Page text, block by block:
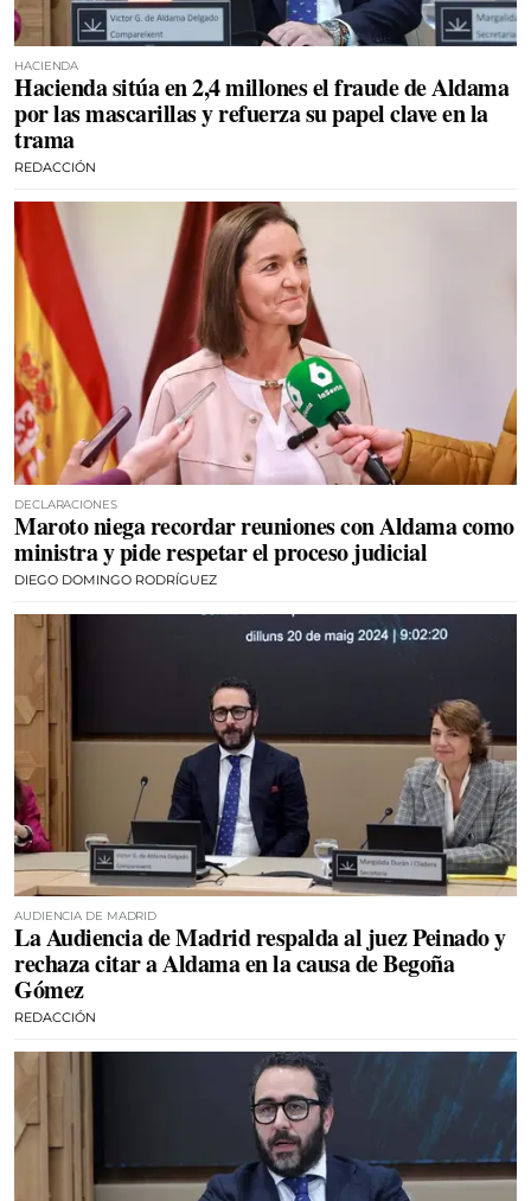
HACIENDA
Hacienda sitúa en 2,4 millones el fraude de Aldama
por las mascarillas y refuerza su papel clave en la
trama
REDACCIÓN
DECLARACIONES
Maroto niega recordar reuniones con Aldama como
ministra y pide respetar el proceso judicial
DIEGO DOMINGO RODRÍGUEZ
AUDIENCIA DE MADRID
La Audiencia de Madrid respalda al juez Peinado y
rechaza citar a Aldama en la causa de Begoña
Gómez
REDACCIÓN